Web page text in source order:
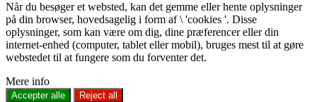
Når du besøger et websted, kan det gemme eller hente oplysninger
på din browser, hovedsagelig i form af \ 'cookies '. Disse
oplysninger, som kan være om dig, dine præferencer eller din
internet-enhed (computer, tablet eller mobil), bruges mest til at gøre
webstedet til at fungere som du forventer det.
Mere info
Accepter alle Reject all